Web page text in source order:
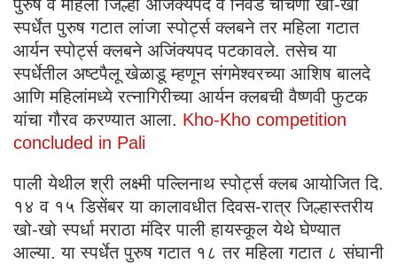
पुरुष व महिला जिल्हा अजिंक्यपद व निवड चाचणी खो-खो
स्पर्धेत पुरुष गटात लांजा स्पोर्ट्स क्लबने तर महिला गटात
आर्यन स्पोर्ट्स क्लबने अजिंक्यपद पटकावले. तसेच या
स्पर्धेतील अष्टपैलू खेळाडू म्हणून संगमेश्वरच्या आशिष बालदे
आणि महिलांमध्ये रत्नागिरीच्या आर्यन क्लबची वैष्णवी फुटक
यांचा गौरव करण्यात आला. Kho-Kho competition
concluded in Pali
पाली येथील श्री लक्ष्मी पल्लिनाथ स्पोर्ट्स क्लब आयोजित दि.
१४ व १५ डिसेंबर या कालावधीत दिवस-रात्र जिल्हास्तरीय
खो-खो स्पर्धा मराठा मंदिर पाली हायस्कूल येथे घेण्यात
आल्या. या स्पर्धेत पुरुष गटात १८ तर महिला गटात ८ संघानी